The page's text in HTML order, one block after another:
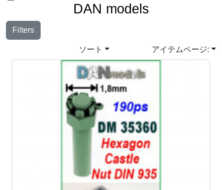
DAN models
Filters
ソート アイテムページ: